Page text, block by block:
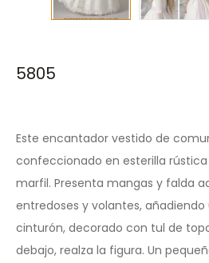
5805
Este encantador vestido de
confeccionado en esterilla
marfil. Presenta mangas y falda
entredoses y volantes, añadiendo
cinturón, decorado con tul de
debajo, realza la figura. Un